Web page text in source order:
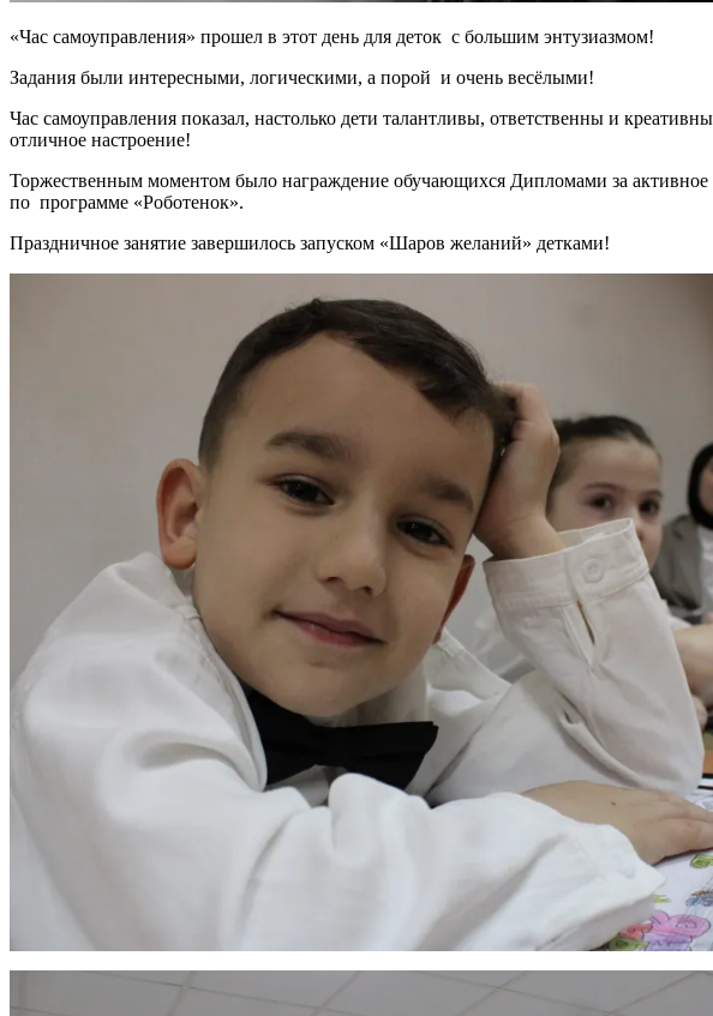
«Час самоуправления» прошел в этот день для деток с большим энтузиазмом!
Задания были интересными, логическими, а порой и очень весёлыми!
Час самоуправления показал, настолько дети талантливы, ответственны и
отличное настроение!
Торжественным моментом было награждение обучающихся Дипломами за активное
по программе «Роботенок».
Праздничное занятие завершилось запуском «Шаров желаний» детками!